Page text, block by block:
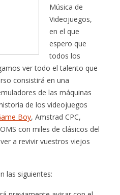
Música de
Videojuegos,
en el que
espero que
todos los
ver todo el talento que
consistirá en una
de las máquinas
de los videojuegos
Boy, Amstrad CPC,
con miles de clásicos del
a revivir vuestros viejos
las siguientes: